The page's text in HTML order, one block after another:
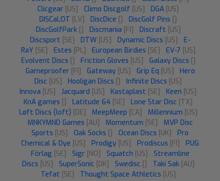
Clicgear [US] Climo Discgolf [US] DGA [US]
DISCaLOT [LV] DiscDice DiscGolf Pins
DiscGolfPark
Discmania [FI] Discraft [US]
Discsport [SE] DTW [US] Dynamic Discs [US]
E-
RaY [SE] Estes [PL] European Birdies [SE] EV-7 [US]
Evolvent Discs
Friction Gloves [US] Galaxy Discs
Gameproofer [FI] Gateway [US] Grip Eq [US]
Hero
Disc [US] Hooligan Discs Infinite Discs [US]
Innova [US] Jacquard [US] Kastaplast [SE] Keen [US]
KnA games
Latitude 64 [SE] Lone Star Disc [TX]
Løft Discs (loft) [DE] MeepMeep [CA] Millennium [US]
MNKYMND Games [AU] Momentum [SE]
MVP Disc
Sports [US] Oak Socks Ocean Discs [UK]
Pro
Chemical & Dye [US] Prodigy [US] Prodiscus [FI]
PUG
Förlag [SE] Sigr [NO] Squatch [US]
Streamline
Discs [US] SuperSonic [DK] Swedisc Taki Sak [AU]
Tefat [SE] Thought Space Athletics [US]